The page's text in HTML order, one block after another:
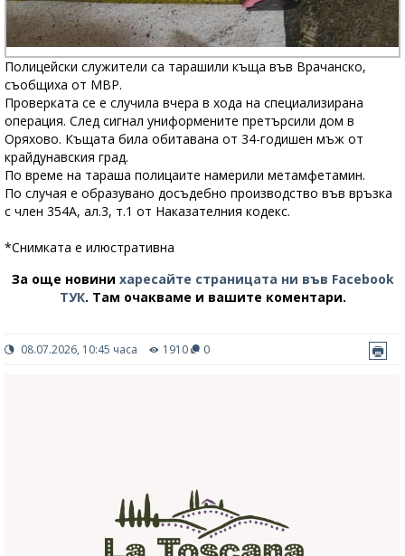
Полицейски служители са тарашили къща във Врачанско,
съобщиха от МВР.
Проверката се е случила вчера в хода на специализирана
операция. След сигнал униформените претърсили дом в
Оряхово. Къщата била обитавана от 34-годишен мъж от
крайдунавския град.
По време на тараша полицаите намерили метамфетамин.
По случая е образувано досъдебно производство във връзка
с член 354А, ал.3, т.1 от Наказателния кодекс.
*Снимката е илюстративна
За още новини харесайте страницата ни във Facebook
ТУК. Там очакваме и вашите коментари.
08.07.2026, 10:45 часа 1910 0